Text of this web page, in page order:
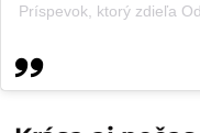
Príspevok, ktorý zdieľa